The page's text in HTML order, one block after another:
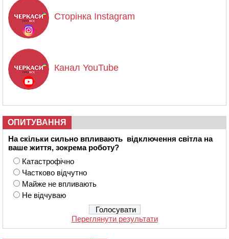
Сторінка Instagram
Канал YouTube
ОПИТУВАННЯ
На скільки сильно впливають відключення світла на
ваше життя, зокрема роботу?
Катастрофічно
Частково відчутно
Майже не впливають
Не відчуваю
Переглянути результати